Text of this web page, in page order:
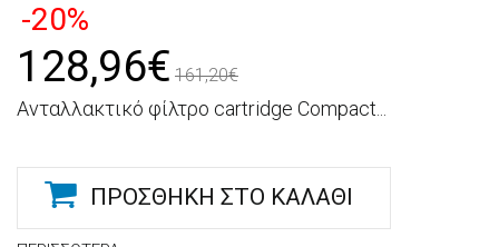
-20%
128,96€ 161,20€
Ανταλλακτικό φίλτρο cartridge Compact...
ΠΡΟΣΘΉΚΗ ΣΤΟ ΚΑΛΆΘΙ